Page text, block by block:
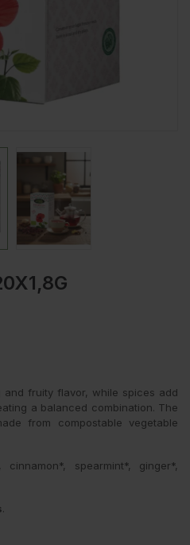
and fruity flavor, while spices add
a balanced combination. The
from compostable vegetable
spearmint*, ginger*,
.